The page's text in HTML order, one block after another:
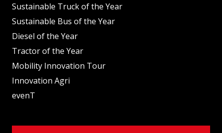
Sustainable Truck of the Year
Sustainable Bus of the Year
Diesel of the Year
Tractor of the Year
Mobility Innovation Tour
Innovation Agri
evenT